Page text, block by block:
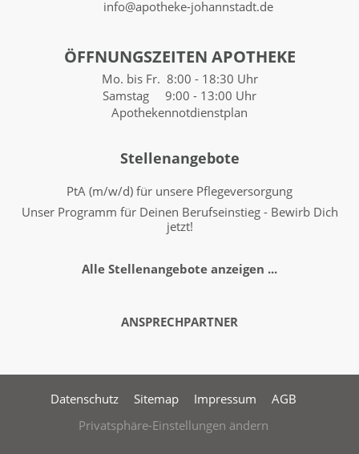
info@apotheke-johannstadt.de
ÖFFNUNGSZEITEN APOTHEKE
Mo. bis Fr. 8:00 - 18:30 Uhr
Samstag 9:00 - 13:00 Uhr
Apothekennotdienstplan
Stellenangebote
PtA (m/w/d) für unsere Pflegeversorgung
Unser Programm für Deinen Berufseinstieg - Bewirb Dich
jetzt!
Alle Stellenangebote anzeigen ...
ANSPRECHPARTNER
Datenschutz Sitemap Impressum
AGB
Privatsphäre-Einstellungen ändern